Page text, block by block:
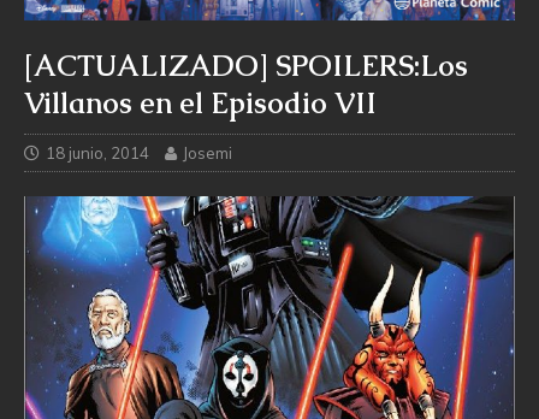
[ACTUALIZADO] SPOILERS:Los
Villanos en el Episodio VII
18 junio, 2014 Josemi